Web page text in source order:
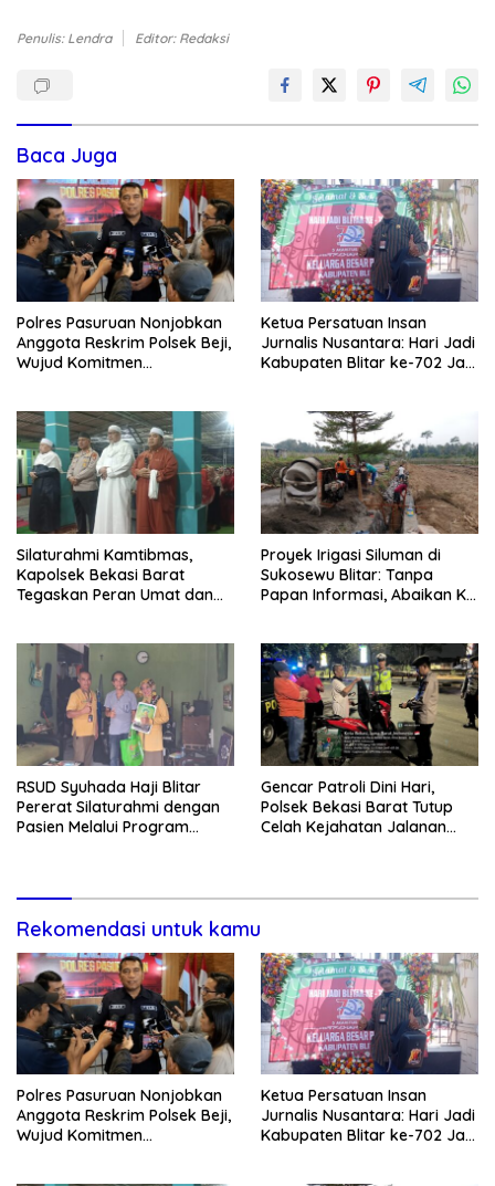
Penulis: Lendra Editor: Redaksi
Baca Juga
Polres Pasuruan Nonjobkan
Anggota Reskrim Polsek Beji,
Wujud Komitmen
Ketua Persatuan Insan
Jurnalis Nusantara: Hari Jadi
Kabupaten Blitar ke-702 Jadi
Silaturahmi Kamtibmas,
Kapolsek Bekasi Barat
Tegaskan Peran Umat dan
Proyek Irigasi Siluman di
Sukosewu Blitar: Tanpa
Papan Informasi, Abaikan K3,
RSUD Syuhada Haji Blitar
Pererat Silaturahmi dengan
Pasien Melalui Program
Gencar Patroli Dini Hari,
Polsek Bekasi Barat Tutup
Celah Kejahatan Jalanan
Rekomendasi untuk kamu
Polres Pasuruan Nonjobkan
Anggota Reskrim Polsek Beji,
Wujud Komitmen
Ketua Persatuan Insan
Jurnalis Nusantara: Hari Jadi
Kabupaten Blitar ke-702 Jadi